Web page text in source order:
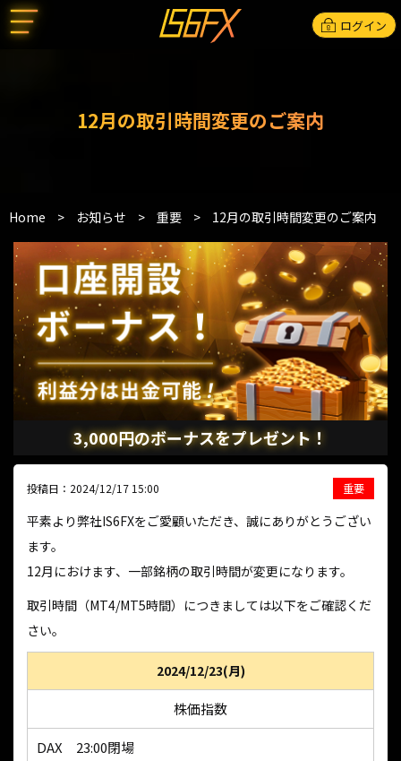
ログイン
12月の取引時間変更のご案内
Home > お知らせ > 重要 > 12月の取引時間変更のご案内
3,000円のボーナスをプレゼント！
投稿日：2024/12/17 15:00 重要
平素より弊社IS6FXをご愛顧いただき、誠にありがとうござい
ます。
12月におけます、一部銘柄の取引時間が変更になります。
取引時間（MT4/MT5時間）につきましては以下をご確認くだ
さい。
2024/12/23(月)
株価指数
DAX 23:00閉場